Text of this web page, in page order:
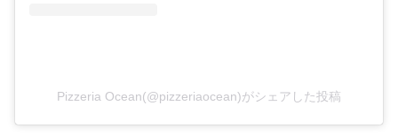
Pizzeria Ocean(@pizzeriaocean)がシェアした投稿